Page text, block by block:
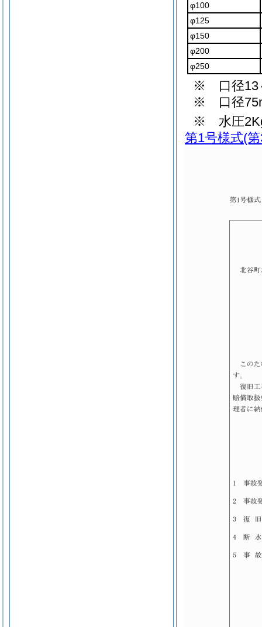
φ100
φ125
φ150
φ200
φ250
※ 口径13
※ 口径
※ 水圧
第1号様式(